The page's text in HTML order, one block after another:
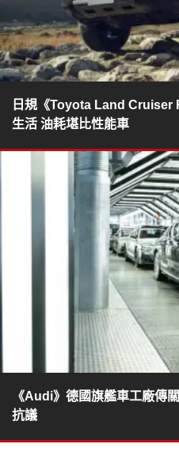
日規《Toyota Land Cruiser
生活 油耗堪比性能車
《Audi》德國旗艦車工廠傳
抗議